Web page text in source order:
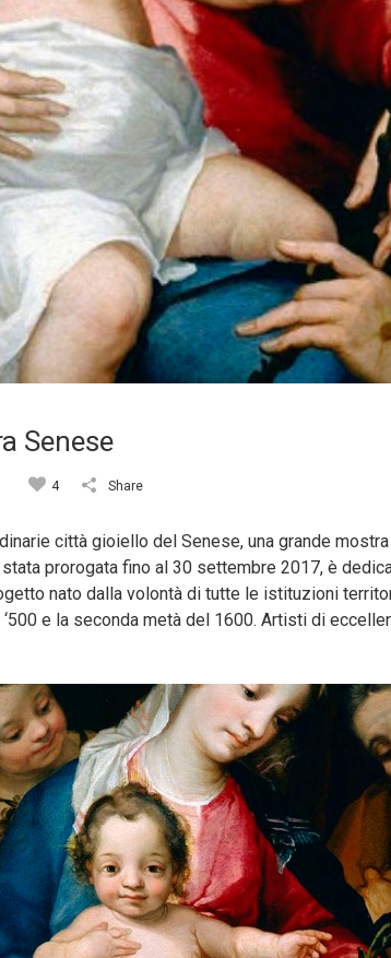
Senese
4 Share
città gioiello del Senese, una grande
prorogata fino al 30 settembre 2017, è
nato dalla volontà di tutte le istituzioni
e la seconda metà del 1600. Artisti di